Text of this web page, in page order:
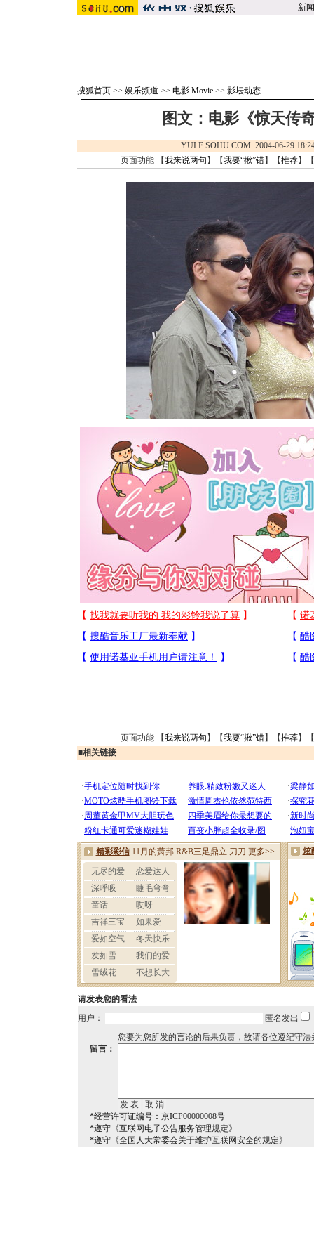
新闻
搜狐首页 >> 娱乐频道 >> 电影 Movie >> 影坛动态
图文：电影《惊天传
YULE.SOHU.COM 2004-06-29
页面功能 【我来说两句 】【我要“揪”错】【推荐】
页面功能 【我来说两句 】【我要“揪”错】【推荐】
■相关链接
请发表您的看法
用户：
匿名发出
您要为您所发的言论的后果负责，故请各位遵纪守
留言：
*经营许可证编号：京ICP00000008号
*遵守《互联网电子公告服务管理规定》
*遵守《全国人大常委会关于维护互联网安全的规定》